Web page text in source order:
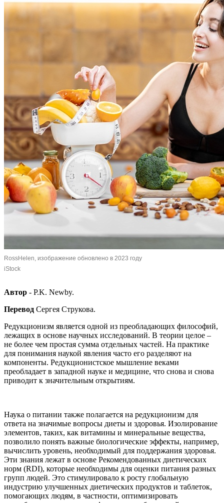
RossHelen, изображение обновлено в 2023 году
iStock
Автор - P.K. Newby.
Перевод Сергея Струкова.
Редукционизм является одной из преобладающих философий,
лежащих в основе научных исследований. В теории целое –
не более чем простая сумма отдельных частей. На практике
для понимания наукой явления часто его разделяют на
компоненты. Редукционистское мышление веками
преобладает в западной науке и медицине, что снова и снова
приводит к значительным открытиям.
Наука о питании также полагается на редукционизм для
ответа на значимые вопросы диеты и здоровья. Изолирование
элементов, таких, как витамины и минеральные вещества,
позволило понять важные биологические эффекты, например,
вычислить уровень, необходимый для поддержания здоровья.
Эти знания лежат в основе Рекомендованных диетических
норм (RDI), которые необходимы для оценки питания разных
групп людей. Это стимулировало к росту глобальную
индустрию улучшенных диетических продуктов и таблеток,
помогающих людям, в частности, оптимизировать